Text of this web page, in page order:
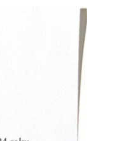
Negocjacje z wierzycielami